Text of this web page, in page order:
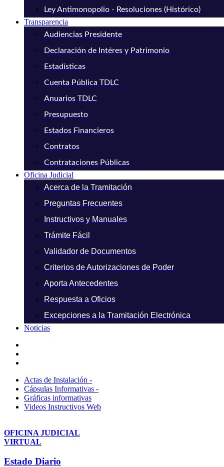
Ley Antimonopolio - Resoluciones (Histórico)
Transparencia
Audiencias Presidente
Declaración de Intéres y Patrimonio
Estadísticas
Cuenta Pública TDLC
Anuarios TDLC
Presupuesto
Estados Financieros
Contratos
Contrataciones Públicas
Oficina Judicial
Acerca de la Tramitación
Preguntas Frecuentes
Instructivos y Manuales
Trámite Fácil
Validador de Documentos
Criterios de Autorizaciones de Poder
Aporta Antecedentes
Respuesta a Oficios
Excepciones a la Tramitación Electrónica
Noticias
Actas de Instalación -
Cápsulas Informativas -
Gráficas informativas
Videos Instructivos Web
OFICINA JUDICIAL
VIRTUAL
Estado Diario